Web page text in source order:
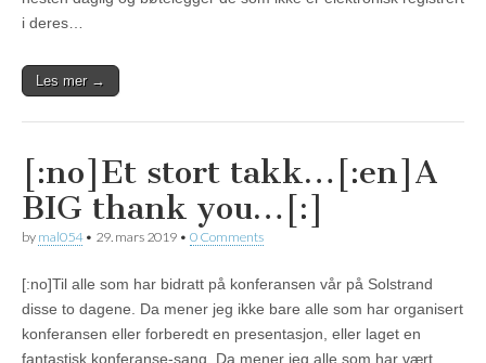
i deres…
Les mer →
[:no]Et stort takk…[:en]A
BIG thank you…[:]
by mal054• 29. mars 2019 • 0 Comments
[:no]Til alle som har bidratt på konferansen vår på Solstrand
disse to dagene. Da mener jeg ikke bare alle som har organisert
konferansen eller forberedt en presentasjon, eller laget en
fantastisk konferanse-sang. Da mener jeg alle som har vært